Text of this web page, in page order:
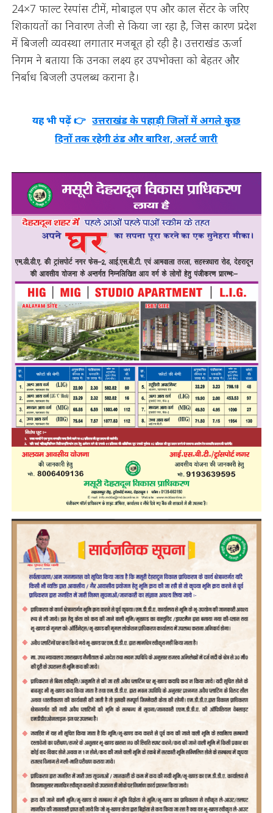
24×7 फाल्ट रेस्पांस टीमें, मोबाइल एप और काल सेंटर के जरिए
शिकायतों का निवारण तेजी से किया जा रहा है, जिस कारण प्रदेश
में बिजली व्यवस्था लगातार मजबूत हो रही है। उत्तराखंड ऊर्जा
निगम ने बताया कि उनका लक्ष्य हर उपभोक्ता को बेहतर और
निर्बाध बिजली उपलब्ध कराना है।
यह भी पढ़ें 👉 उत्तराखंड के पहाड़ी जिलों में अगले कुछ
दिनों तक रहेगी ठंड और बारिश, अलर्ट जारी